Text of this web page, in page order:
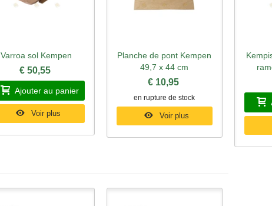
Aperçu rapide
Varroa sol Kempen
€ 50,55
Ajouter au panier
Voir plus
Aperçu rapide
Planche de pont Kempen
49,7 x 44 cm
€ 10,95
en rupture de stock
Voir plus